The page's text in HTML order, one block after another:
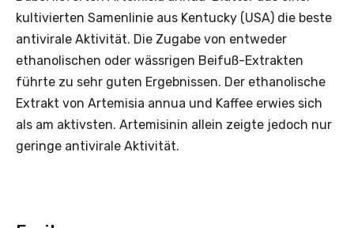
kultivierten Samenlinie aus Kentucky (USA) die beste
antivirale Aktivität. Die Zugabe von entweder
ethanolischen oder wässrigen Beifuß-Extrakten
führte zu sehr guten Ergebnissen. Der ethanolische
Extrakt von Artemisia annua und Kaffee erwies sich
als am aktivsten. Artemisinin allein zeigte jedoch nur
geringe antivirale Aktivität.